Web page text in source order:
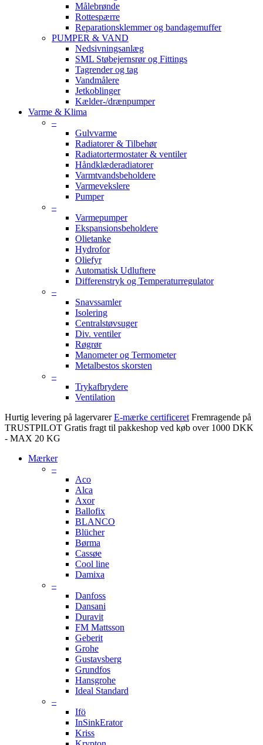
Målebrønde
Rottespærre
Reparationsklemmer og bandagemuffer
PUMPER & VAND
Nedsivningsanlæg
SML Støbejernsrør og Fittings
Tagrender og tag
Vandmålere
Jetkoblinger
Kælder-/drænpumper
Varme & Klima
–
Gulvvarme
Radiatorer & Tilbehør
Radiatortermostater & ventiler
Håndklæderadiatorer
Varmtvandsbeholdere
Varmevekslere
Pumper
–
Varmepumper
Ekspansionsbeholdere
Olietanke
Hydrofor
Oliefyr
Automatisk Udluftere
Differenstryk og Temperaturregulator
–
Snavssamler
Isolering
Centralstøvsuger
Div. ventiler
Røgrør
Manometer og Termometer
Metalbestos skorsten
–
Trykafbrydere
Ventilation
Hurtig levering på lagervarer E-mærke certificeret Fremragende på
TRUSTPILOT Gratis fragt til pakkeshop ved køb over 1000 DKK
- MAX 20 KG
Mærker
–
Aco
Alca
Axor
Ballofix
BLANCO
Blücher
Børma
Cassøe
Cool line
Damixa
–
Danfoss
Dansani
Duravit
FM Mattsson
Geberit
Grohe
Gustavsberg
Grundfos
Hansgrohe
Ideal Standard
–
Ifö
InSinkErator
Kriss